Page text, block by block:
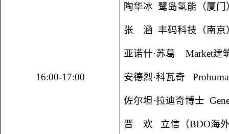
16:00-17:00
陶华冰 鹭岛氢能（厦
张 涵 丰码科技（南京
亚诺什·苏葛 Market建
安德烈·科瓦奇
佐尔坦·拉迪奇博士
晋 欢 立信（BDO海外